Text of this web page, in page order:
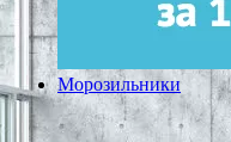
Морозильники